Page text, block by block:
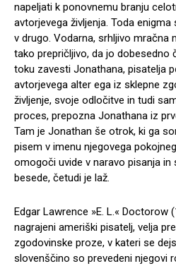
napeljati k ponovnemu branju
avtorjevega življenja. Toda
v drugo. Vodarna, srhljivo mračna
tako prepričljivo, da jo dobesedno
toku zavesti Jonathana, pisatelja
avtorjevega alter ega iz sklepne
življenje, svoje odločitve in tudi
proces, prepozna Jonathana iz
Tam je Jonathan še otrok, ki ga
pisem v imenu njegovega
omogoči uvide v naravo pisanja in
besede, četudi je laž.
Edgar Lawrence »E. L.« Doctorow
nagrajeni ameriški pisatelj, velja
zgodovinske proze, v kateri se
slovenščino so prevedeni njegovi